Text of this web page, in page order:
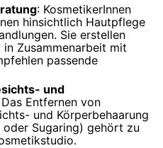
: KosmetikerInnen
hinsichtlich Hautpflege
Sie erstellen
Zusammenarbeit mit
passende
und
Das Entfernen von
und Körperbehaarung
oder Sugaring) gehört zu